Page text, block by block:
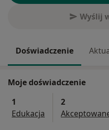
Wyślij
Doświadczenie
Moje doświadczenie
1
Edukacja
2